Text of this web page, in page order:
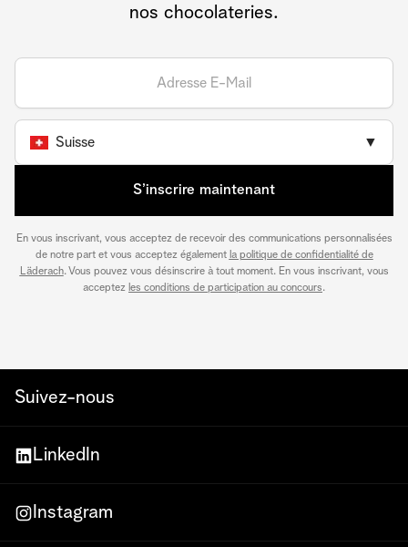
nos chocolateries.
Suisse ▼
S’inscrire maintenant
En vous inscrivant, vous acceptez de recevoir des communications personnalisées
de notre part et vous acceptez également la politique de confidentialité de
Läderach. Vous pouvez vous désinscrire à tout moment. En vous inscrivant, vous
acceptez les conditions de participation au concours.
Suivez-nous
LinkedIn
Instagram